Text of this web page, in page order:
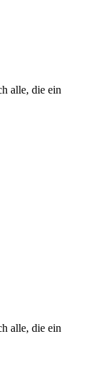
alle, die ein
alle, die ein